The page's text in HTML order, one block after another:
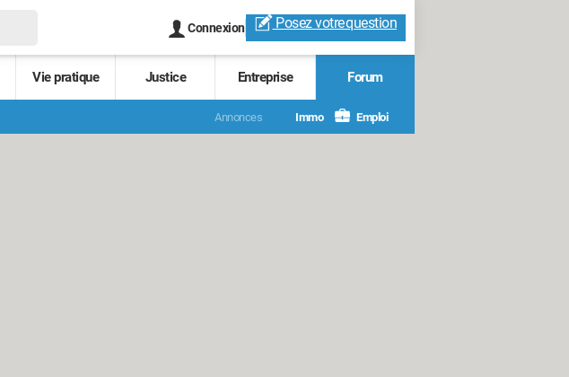
Connexion Posez votrequestion
Vie pratique Justice Entreprise Forum
Annonces Immo Emploi